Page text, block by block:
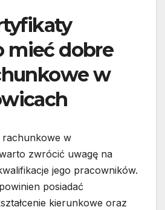
mieć dobre
w
w
zwrócić uwagę na
jego pracowników.
posiadać
kierunkowe oraz